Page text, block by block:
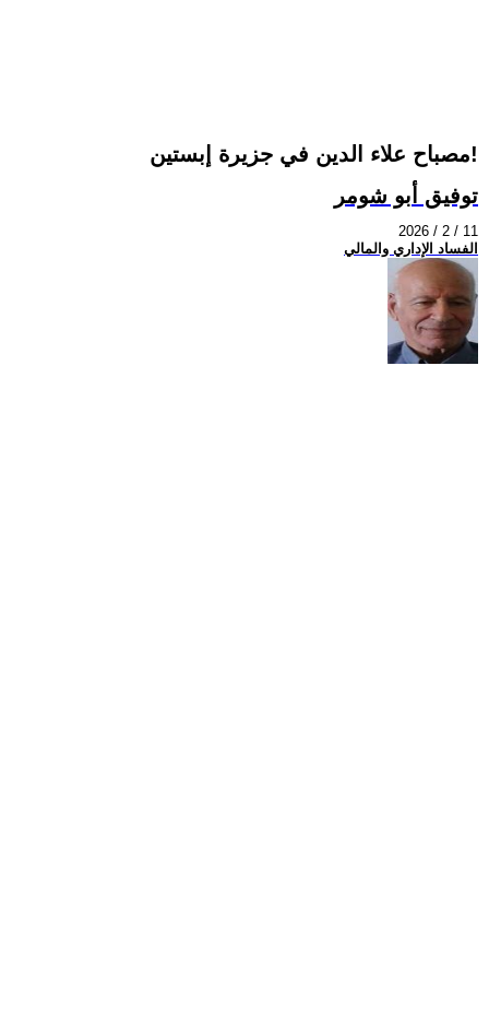
مصباح علاء الدين في جزيرة إبستين!
توفيق أبو شومر
2026 / 2 / 11
الفساد الإداري والمالي